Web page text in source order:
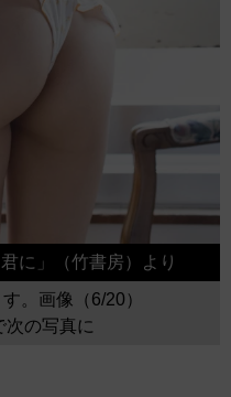
に」（竹書房）より
。画像（6/20）
次の写真に